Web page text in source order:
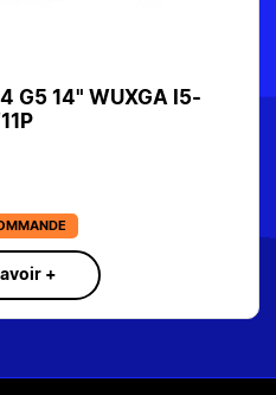
G5 14" WUXGA I5-
+